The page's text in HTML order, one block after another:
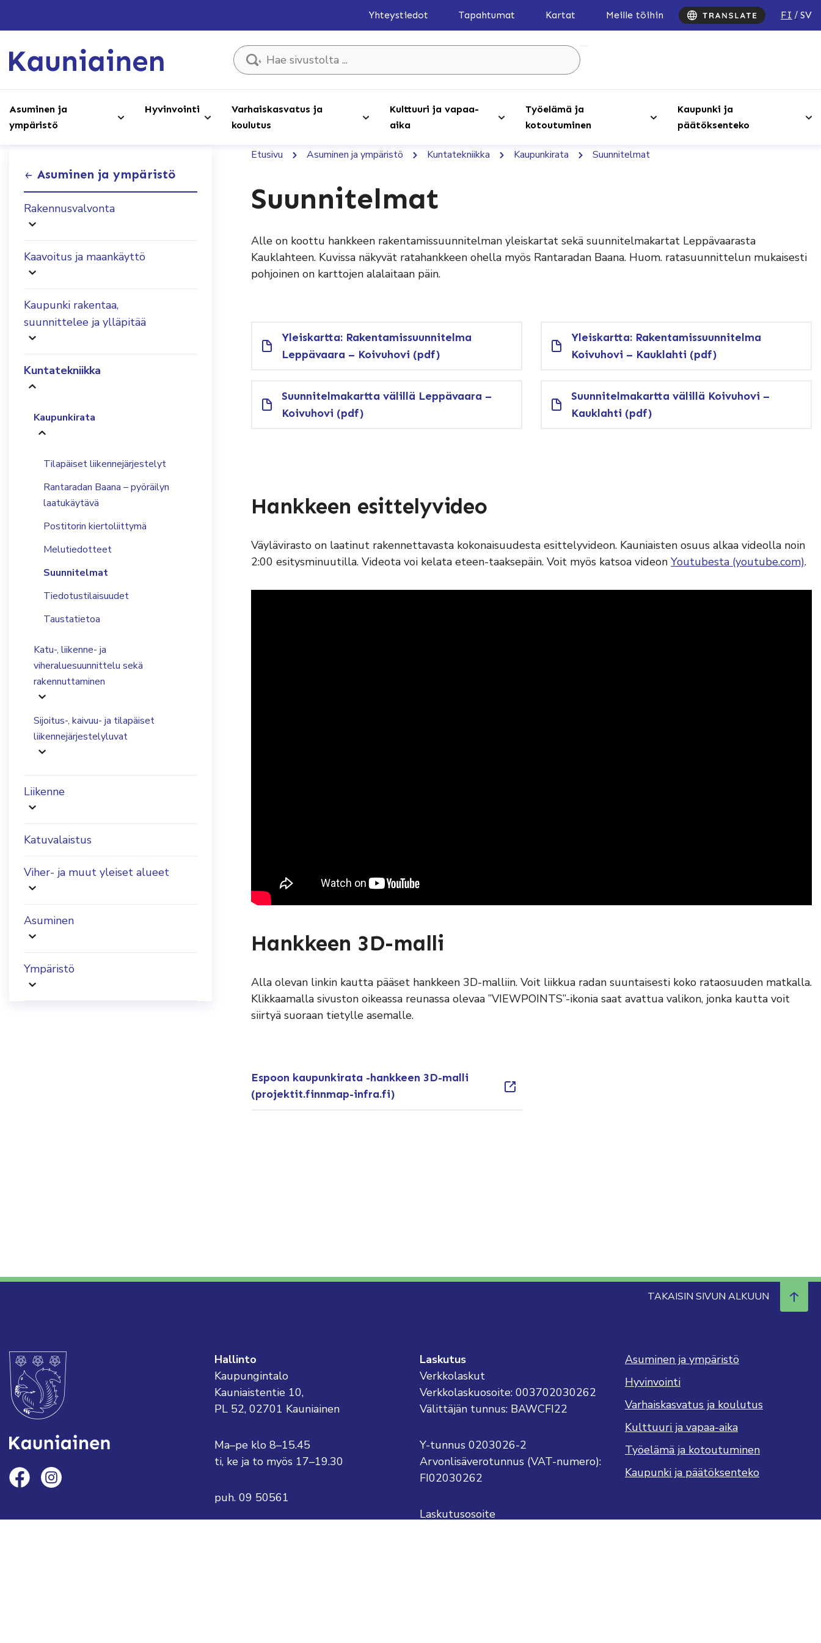
Yhteystiedot Tapahtumat Kartat Meille töihin FI SV
Hae sivustolta ...
Asuminen ja
ympäristö
Hyvinvointi
Varhaiskasvatus ja
koulutus
Kulttuuri ja vapaa-
aika
Työelämä ja
kotoutuminen
Kaupunki ja
päätöksenteko
Asuminen ja ympäristö
Rakennusvalvonta
Kaavoitus ja maankäyttö
Kaupunki rakentaa,
suunnittelee ja ylläpitää
Kuntatekniikka
Kaupunkirata
Tilapäiset liikennejärjestelyt
Rantaradan Baana – pyöräilyn
laatukäytävä
Postitorin kiertoliittymä
Melutiedotteet
Suunnitelmat
Tiedotustilaisuudet
Taustatietoa
Katu-, liikenne- ja
viheraluesuunnittelu sekä
rakennuttaminen
Sijoitus-, kaivuu- ja tilapäiset
liikennejärjestelyluvat
Liikenne
Katuvalaistus
Viher- ja muut yleiset alueet
Asuminen
Ympäristö
Etusivu Asuminen ja ympäristö Kuntatekniikka Kaupunkirata Suunnitelmat
Suunnitelmat
Alle on koottu hankkeen rakentamissuunnitelman yleiskartat sekä suunnitelmakartat Leppävaarasta
Kauklahteen. Kuvissa näkyvät ratahankkeen ohella myös Rantaradan Baana. Huom. ratasuunnittelun mukaisesti
pohjoinen on karttojen alalaitaan päin.
Yleiskartta: Rakentamissuunnitelma
Leppävaara – Koivuhovi (pdf)
Yleiskartta: Rakentamissuunnitelma
Koivuhovi – Kauklahti (pdf)
Suunnitelmakartta välillä Leppävaara –
Koivuhovi (pdf)
Suunnitelmakartta välillä Koivuhovi –
Kauklahti (pdf)
Hankkeen esittelyvideo
Väylävirasto on laatinut rakennettavasta kokonaisuudesta esittelyvideon. Kauniaisten osuus alkaa videolla noin
2:00 esitysminuutilla. Videota voi kelata eteen-taaksepäin. Voit myös katsoa videon Youtubesta (youtube.com).
Hankkeen 3D-malli
Alla olevan linkin kautta pääset hankkeen 3D-malliin. Voit liikkua radan suuntaisesti koko rataosuuden matkalla.
Klikkaamalla sivuston oikeassa reunassa olevaa ”VIEWPOINTS”-ikonia saat avattua valikon, jonka kautta voit
siirtyä suoraan tietylle asemalle.
Espoon kaupunkirata -hankkeen 3D-malli
(projektit.finnmap-infra.fi)
TAKAISIN SIVUN ALKUUN
Hallinto
Kaupungintalo
Kauniaistentie 10,
PL 52, 02701 Kauniainen
Ma–pe klo 8–15.45
ti, ke ja to myös 17–19.30
puh. 09 50561
Laskutus
Verkkolaskut
Verkkolaskuosoite: 003702030262
Välittäjän tunnus: BAWCFI22
Y-tunnus 0203026-2
Arvonlisäverotunnus (VAT-numero):
FI02030262
Laskutusosoite
Asuminen ja ympäristö
Hyvinvointi
Varhaiskasvatus ja koulutus
Kulttuuri ja vapaa-aika
Työelämä ja kotoutuminen
Kaupunki ja päätöksenteko